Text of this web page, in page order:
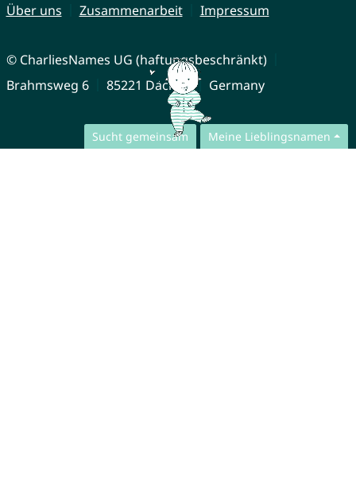
Sucht gemeinsam Meine Lieblingsnamen
Über uns
Zusammenarbeit Impressum
© CharliesNames UG (haftungsbeschränkt)
Brahmsweg 6
85221 Dachau Germany